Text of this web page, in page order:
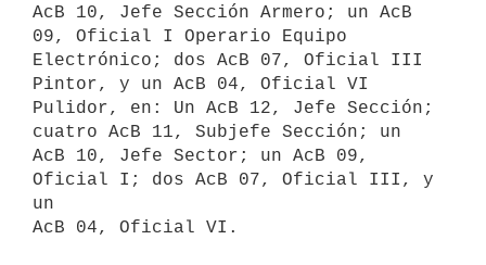
AcB 10, Jefe Sección Armero; un AcB
09, Oficial I Operario Equipo
Electrónico; dos AcB 07, Oficial III
Pintor, y un AcB 04, Oficial VI
Pulidor, en: Un AcB 12, Jefe Sección;
cuatro AcB 11, Subjefe Sección; un
AcB 10, Jefe Sector; un AcB 09,
Oficial I; dos AcB 07, Oficial III, y
un
AcB 04, Oficial VI.